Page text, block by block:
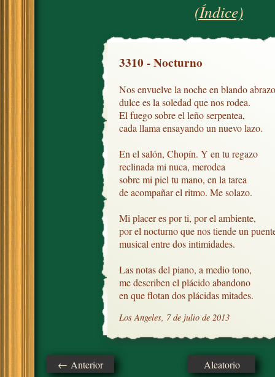
(Índice)
3310 - Nocturno
Nos envuelve la noche en blando
dulce es la soledad que nos rodea.
El fuego sobre el leño serpentea,
cada llama ensayando un nuevo lazo.
En el salón, Chopín. Y en tu regazo
reclinada mi nuca, merodea
sobre mi piel tu mano, en la tarea
de acompañar el ritmo. Me solazo.
Mi placer es por ti, por el ambiente,
por el nocturno que nos tiende un
musical entre dos intimidades.
Las notas del piano, a medio tono,
me describen el plácido abandono
en que flotan dos plácidas mitades.
Los Angeles, 7 de julio de 2013
← Anterior Aleatorio